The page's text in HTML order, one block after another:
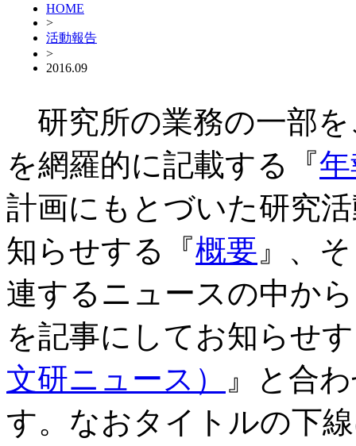
HOME
>
活動報告
>
2016.09
研究所の業務の一部
を網羅的に記載する『
計画にもとづいた研究
知らせする『概要 』、
連するニュースの中か
を記事にしてお知らせ
文研ニュース）
』と合
す。なおタイトルの下